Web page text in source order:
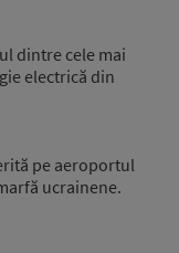
dintre cele mai
electrică din
pe aeroportul
ucrainene.